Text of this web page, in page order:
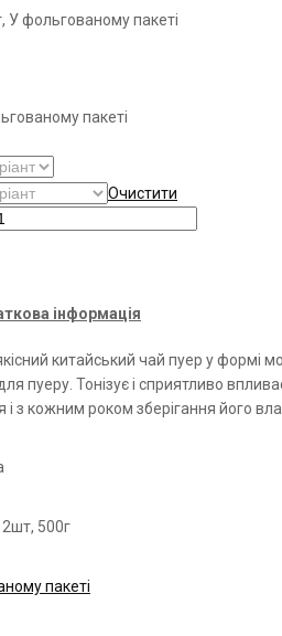
У фольгованому пакеті
пакеті
Очистити
інформація
китайський чай пуер у формі
пуеру . Тонізує і сприятливо
і з кожним роком зберігання його
500г
пакеті